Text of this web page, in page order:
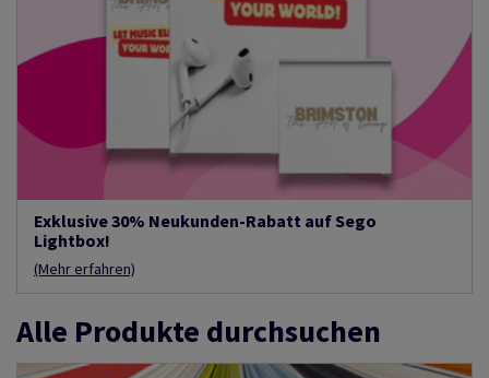
Exklusive 30% Neukunden-Rabatt auf Sego
Lightbox!
(Mehr erfahren)
Alle Produkte durchsuchen